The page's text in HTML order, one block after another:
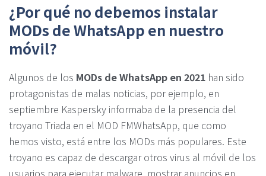
¿Por qué no debemos instalar
MODs de WhatsApp en nuestro
móvil?
Algunos de los MODs de WhatsApp en 2021 han sido
protagonistas de malas noticias, por ejemplo, en
septiembre Kaspersky informaba de la presencia del
troyano Triada en el MOD FMWhatsApp, que como
hemos visto, está entre los MODs más populares. Este
troyano es capaz de descargar otros virus al móvil de los
usuarios para ejecutar malware, mostrar anuncios en